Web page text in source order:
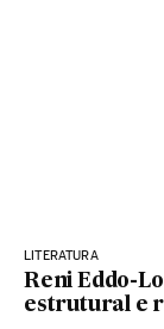
LITERATURA
Reni Eddo-
estrutural e